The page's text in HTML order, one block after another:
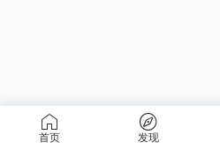
首页 发现